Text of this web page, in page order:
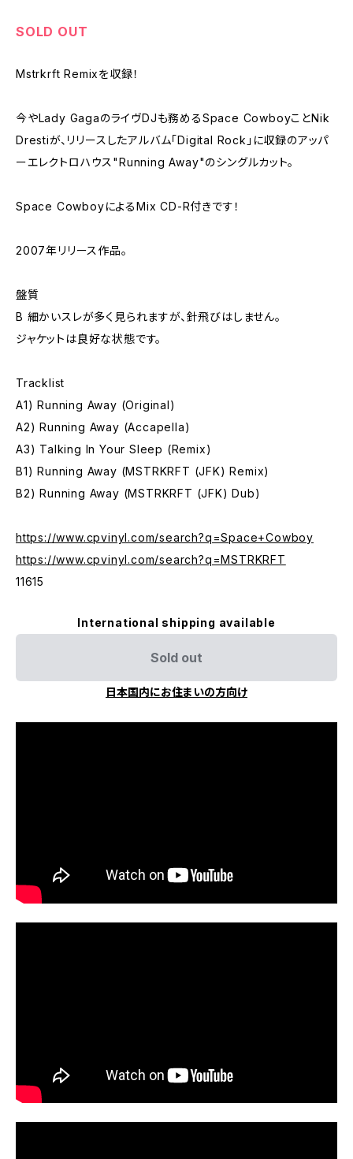
SOLD OUT
Mstrkrft Remixを収録！
今やLady GagaのライヴDJも務めるSpace CowboyことNik
Drestiが、リリースしたアルバム「Digital Rock」に収録のアッパ
ーエレクトロハウス"Running Away"のシングルカット。
Space CowboyによるMix CD-R付きです！
2007年リリース作品。
盤質
B 細かいスレが多く見られますが、針飛びはしません。
ジャケットは良好な状態です。
Tracklist
A1) Running Away (Original)
A2) Running Away (Accapella)
A3) Talking In Your Sleep (Remix)
B1) Running Away (MSTRKRFT (JFK) Remix)
B2) Running Away (MSTRKRFT (JFK) Dub)
https://www.cpvinyl.com/search?q=Space+Cowboy
https://www.cpvinyl.com/search?q=MSTRKRFT
11615
International shipping available
Sold out
日本国内にお住まいの方向け